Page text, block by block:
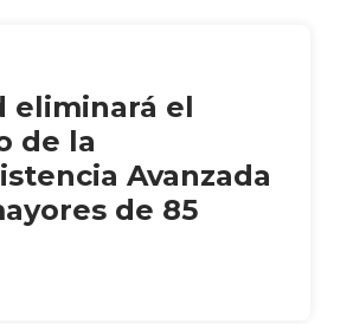
eliminará el
de la
Avanzada
de 85